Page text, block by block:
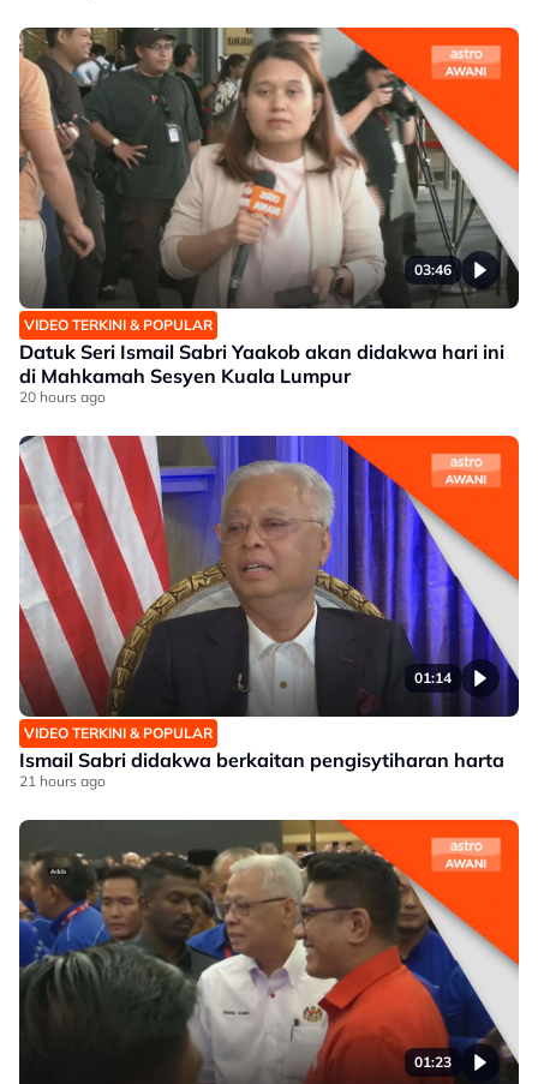
03:46
VIDEO TERKINI & POPULAR
Datuk Seri Ismail Sabri Yaakob akan didakwa hari ini
di Mahkamah Sesyen Kuala Lumpur
20 hours ago
01:14
VIDEO TERKINI & POPULAR
Ismail Sabri didakwa berkaitan pengisytiharan harta
21 hours ago
01:23